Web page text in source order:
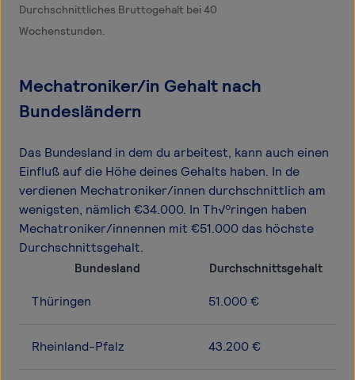
Durchschnittliches Bruttogehalt bei 40
Wochenstunden.
Mechatroniker/in Gehalt nach
Bundesländern
Das Bundesland in dem du arbeitest, kann auch einen
Einfluß auf die Höhe deines Gehalts haben. In de
verdienen Mechatroniker/innen durchschnittlich am
wenigsten, nämlich €34.000. In Th√ºringen haben
Mechatroniker/innennen mit €51.000 das höchste
Durchschnittsgehalt.
Bundesland Durchschnittsgehalt
Thüringen 51.000 €
Rheinland-Pfalz 43.200 €